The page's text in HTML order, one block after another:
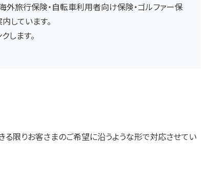
旅行保険・自転車利用者向け保険・ゴルファー保
しています。
します。
る限りお客さまのご希望に沿うような形で対応させてい